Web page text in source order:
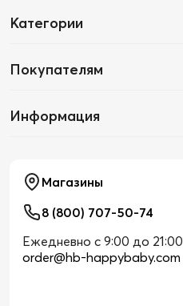
Категории
Покупателям
Информация
Магазины
8 (800) 707-50-74
Ежедневно с 9:00 до 21:00
order@hb-happybaby.com